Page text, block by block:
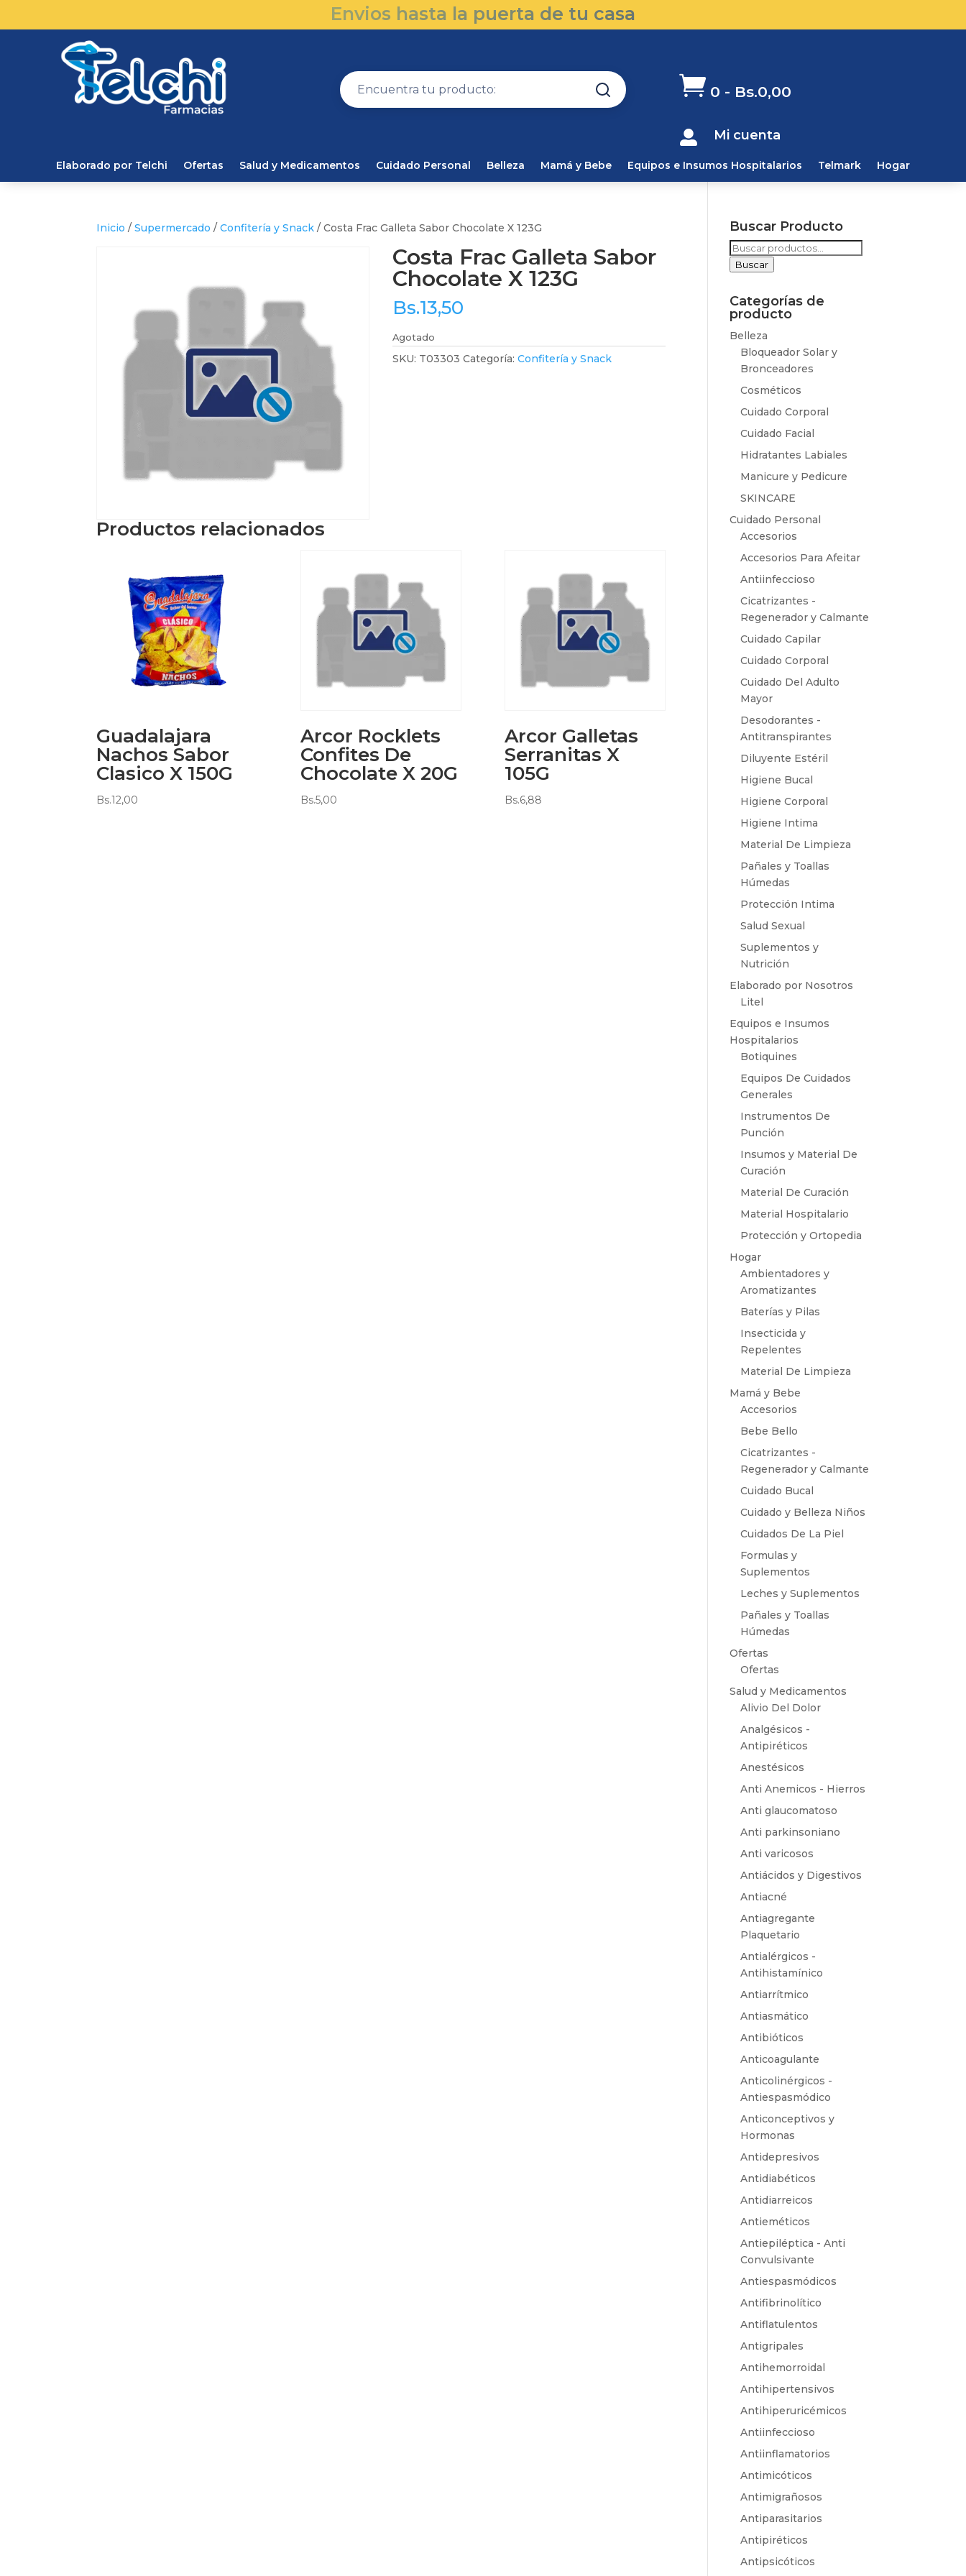
Envios hasta la puerta de tu casa
 0 - Bs.0,00
 Mi cuenta
Elaborado por Telchi Ofertas Salud y Medicamentos Cuidado Personal Belleza Mamá y Bebe Equipos e Insumos Hospitalarios Telmark Hogar
Inicio /Supermercado /Confitería y Snack / Costa Frac Galleta Sabor Chocolate X 123G
Costa Frac Galleta Sabor
Chocolate X 123G
Bs.13,50
Agotado
SKU: T03303 Categoría:Confitería y Snack
Productos relacionados
Guadalajara
Nachos Sabor
Clasico X 150G
Bs.12,00
Arcor Rocklets
Confites De
Chocolate X 20G
Bs.5,00
Arcor Galletas
Serranitas X
105G
Bs.6,88
Buscar Producto
Buscar
por:
Buscar
Categorías de
producto
Belleza
Bloqueador Solar y
Bronceadores
Cosméticos
Cuidado Corporal
Cuidado Facial
Hidratantes Labiales
Manicure y Pedicure
SKINCARE
Cuidado Personal
Accesorios
Accesorios Para Afeitar
Antiinfeccioso
Cicatrizantes -
Regenerador y Calmante
Cuidado Capilar
Cuidado Corporal
Cuidado Del Adulto
Mayor
Desodorantes -
Antitranspirantes
Diluyente Estéril
Higiene Bucal
Higiene Corporal
Higiene Intima
Material De Limpieza
Pañales y Toallas
Húmedas
Protección Intima
Salud Sexual
Suplementos y
Nutrición
Elaborado por Nosotros
Litel
Equipos e Insumos
Hospitalarios
Botiquines
Equipos De Cuidados
Generales
Instrumentos De
Punción
Insumos y Material De
Curación
Material De Curación
Material Hospitalario
Protección y Ortopedia
Hogar
Ambientadores y
Aromatizantes
Baterías y Pilas
Insecticida y
Repelentes
Material De Limpieza
Mamá y Bebe
Accesorios
Bebe Bello
Cicatrizantes -
Regenerador y Calmante
Cuidado Bucal
Cuidado y Belleza Niños
Cuidados De La Piel
Formulas y
Suplementos
Leches y Suplementos
Pañales y Toallas
Húmedas
Ofertas
Ofertas
Salud y Medicamentos
Alivio Del Dolor
Analgésicos -
Antipiréticos
Anestésicos
Anti Anemicos - Hierros
Anti glaucomatoso
Anti parkinsoniano
Anti varicosos
Antiácidos y Digestivos
Antiacné
Antiagregante
Plaquetario
Antialérgicos -
Antihistamínico
Antiarrítmico
Antiasmático
Antibióticos
Anticoagulante
Anticolinérgicos -
Antiespasmódico
Anticonceptivos y
Hormonas
Antidepresivos
Antidiabéticos
Antidiarreicos
Antieméticos
Antiepiléptica - Anti
Convulsivante
Antiespasmódicos
Antifibrinolítico
Antiflatulentos
Antigripales
Antihemorroidal
Antihipertensivos
Antihiperuricémicos
Antiinfeccioso
Antiinflamatorios
Antimicóticos
Antimigrañosos
Antiparasitarios
Antipiréticos
Antipsicóticos